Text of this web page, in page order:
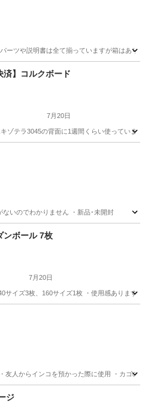
ーツや説明書は全て揃っていますが箱はあ
の他 ウエルシア
済】コルクボード
7月20日
ゾテラ3045の背面に1週間くらい使ってい
ないのでわかりません ・新品･未開封
の他ンボール 7枚
7月20日
サイズ3枚、160サイズ1枚 ・使用感ありま
友人からインコを預かった際に使用 ・カゴ
の他
ジ